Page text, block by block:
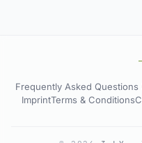
Frequently Asked
ImprintTerms & Conditions